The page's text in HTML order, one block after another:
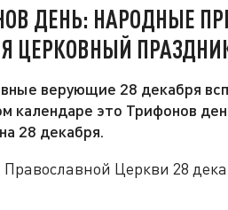
ДЕНЬ: НАРОДНЫЕ
ЦЕРКОВНЫЙ
верующие 28 декабря
календаре это Трифонов
28 декабря.
Православной Церкви 28